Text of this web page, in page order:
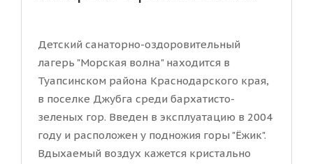
Детский санаторно-оздоровительный
лагерь "Морская волна" находится в
Туапсинском района Краснодарского края,
в поселке Джубга среди бархатисто-
зеленых гор. Введен в эксплуатацию в 2004
году и расположен у подножия горы "Ёжик".
Вдыхаемый воздух кажется кристально